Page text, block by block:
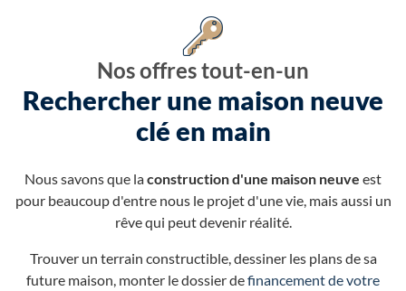
Nos offres tout-en-un
Rechercher une maison neuve
clé en main
Nous savons que laconstruction d'une maison neuve est
pour beaucoup d'entre nous le projet d'une vie, mais aussi un
rêve qui peut devenir réalité.
Trouver un terrain constructible, dessiner les plans de sa
future maison, monter le dossier definancement de votre